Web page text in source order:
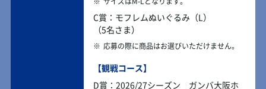
C賞：モフレムぬいぐるみ（L）
（5名さま）
※ 応募の際に商品はお選びいただけません。
【観戦コース】
D賞：2026/27シーズン ガンバ大阪ホ